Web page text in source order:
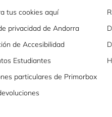
tus cookies aquí
privacidad de Andorra
de Accesibilidad
Estudiantes
particulares de Primorbox